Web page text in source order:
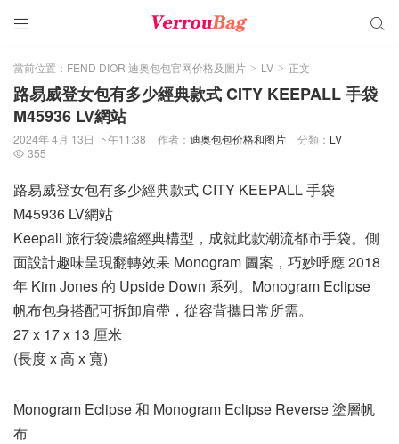
 
當前位置： FEND DIOR 迪奥包包官网价格及圖片 > LV > 正文
路易威登女包有多少經典款式 CITY KEEPALL 手袋
M45936 LV網站
2024年 4月 13日 下午11:38 作者： 迪奥包包价格和图片 分類： LV
 355
路易威登女包有多少經典款式 CITY KEEPALL 手袋
M45936 LV網站
Keepall 旅行袋濃縮經典構型，成就此款潮流都市手袋。側
面設計趣味呈現翻轉效果 Monogram 圖案，巧妙呼應 2018
年 Kim Jones 的 Upside Down 系列。Monogram Eclipse
帆布包身搭配可拆卸肩帶，從容背攜日常所需。
27 x 17 x 13 厘米
(長度 x 高 x 寬)
Monogram Eclipse 和 Monogram Eclipse Reverse 塗層帆
布